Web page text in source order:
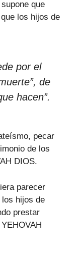
que
los hijos de
por el
de
hacen”.
pecar
de los
DIOS.
parecer
los hijos de
prestar